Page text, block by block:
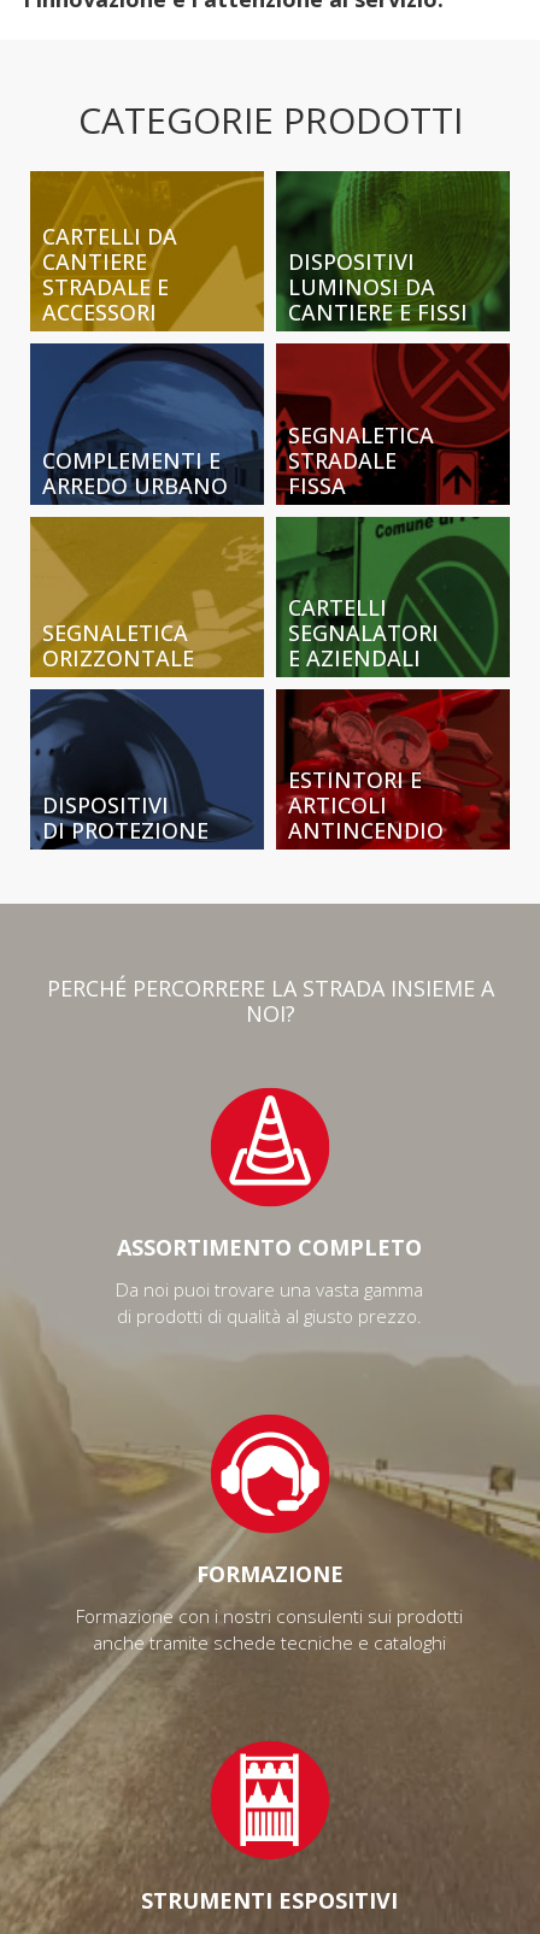
CATEGORIE PRODOTTI
CARTELLI DA
CANTIERE
STRADALE E
ACCESSORI
DISPOSITIVI
LUMINOSI DA
CANTIERE E FISSI
COMPLEMENTI E
ARREDO URBANO
SEGNALETICA
STRADALE
FISSA
SEGNALETICA
ORIZZONTALE
CARTELLI
SEGNALATORI
E AZIENDALI
DISPOSITIVI
DI PROTEZIONE
ESTINTORI E
ARTICOLI
ANTINCENDIO
PERCHÉ PERCORRERE LA STRADA INSIEME A
NOI?
ASSORTIMENTO COMPLETO
Da noi puoi trovare una vasta gamma
di prodotti di qualità al giusto prezzo.
FORMAZIONE
Formazione con i nostri consulenti sui prodotti
anche tramite schede tecniche e cataloghi
STRUMENTI ESPOSITIVI